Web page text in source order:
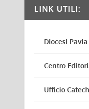
LINK UTILI:
Diocesi Pavia
Centro
Ufficio